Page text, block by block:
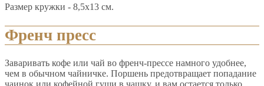
Размер кружки - 8,5х13 см.
Френч пресс
Заваривать кофе или чай во френч-прессе намного удобнее,
чем в обычном чайничке. Поршень предотвращает попадание